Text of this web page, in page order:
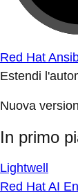
Red Hat
Estendi
Nuova
In primo
Lightwell
Red Hat AI